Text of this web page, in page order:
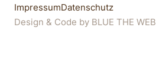
ImpressumDatenschutz
Design & Code by BLUE THE WEB